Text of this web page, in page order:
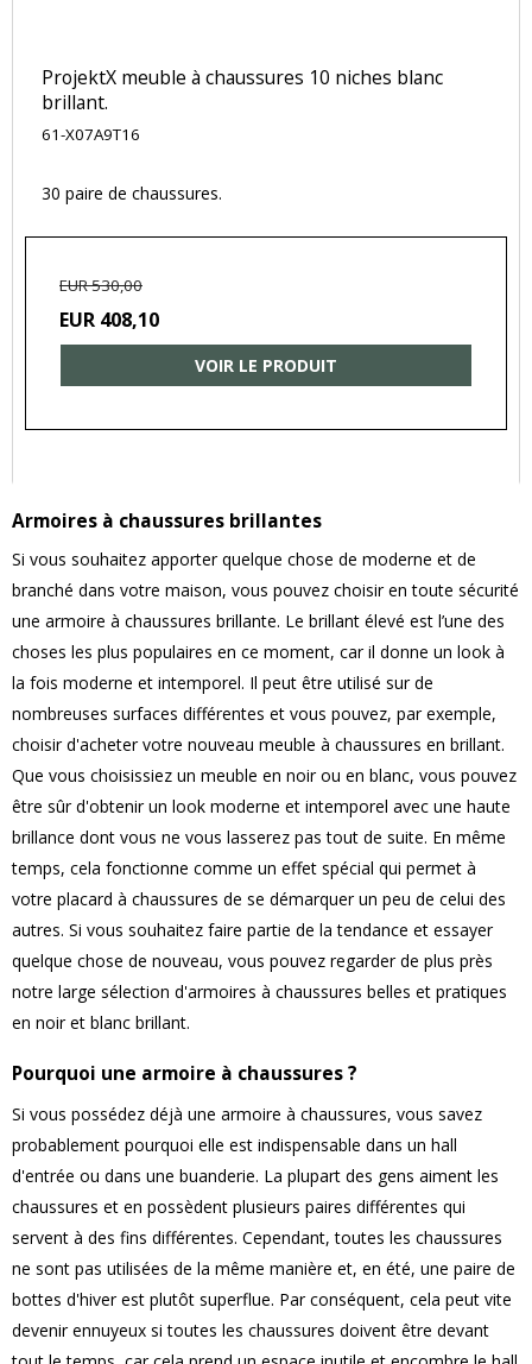
ProjektX meuble à chaussures 10 niches blanc
brillant.
61-X07A9T16
30 paire de chaussures.
EUR 530,00
EUR 408,10
VOIR LE PRODUIT
Armoires à chaussures brillantes
Si vous souhaitez apporter quelque chose de moderne et de
branché dans votre maison, vous pouvez choisir en toute sécurité
une armoire à chaussures brillante. Le brillant élevé est l’une des
choses les plus populaires en ce moment, car il donne un look à
la fois moderne et intemporel. Il peut être utilisé sur de
nombreuses surfaces différentes et vous pouvez, par exemple,
choisir d'acheter votre nouveau meuble à chaussures en brillant.
Que vous choisissiez un meuble en noir ou en blanc, vous pouvez
être sûr d'obtenir un look moderne et intemporel avec une haute
brillance dont vous ne vous lasserez pas tout de suite. En même
temps, cela fonctionne comme un effet spécial qui permet à
votre placard à chaussures de se démarquer un peu de celui des
autres. Si vous souhaitez faire partie de la tendance et essayer
quelque chose de nouveau, vous pouvez regarder de plus près
notre large sélection d'armoires à chaussures belles et pratiques
en noir et blanc brillant.
Pourquoi une armoire à chaussures ?
Si vous possédez déjà une armoire à chaussures, vous savez
probablement pourquoi elle est indispensable dans un hall
d'entrée ou dans une buanderie. La plupart des gens aiment les
chaussures et en possèdent plusieurs paires différentes qui
servent à des fins différentes. Cependant, toutes les chaussures
ne sont pas utilisées de la même manière et, en été, une paire de
bottes d'hiver est plutôt superflue. Par conséquent, cela peut vite
devenir ennuyeux si toutes les chaussures doivent être devant